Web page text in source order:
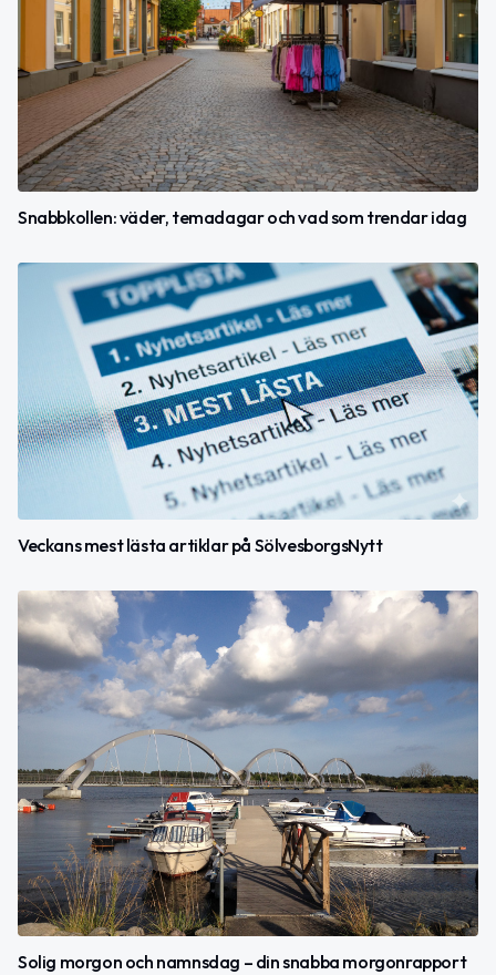
Snabbkollen: väder, temadagar och vad som trendar idag
Veckans mest lästa artiklar på SölvesborgsNytt
Solig morgon och namnsdag – din snabba morgonrapport